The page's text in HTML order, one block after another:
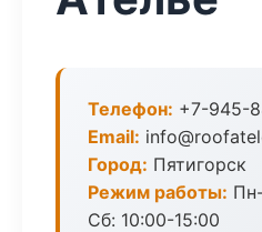
Телефон: +7-945-
Email:
Город: Пятигорск
Режим работы:
Сб: 10:00-15:00